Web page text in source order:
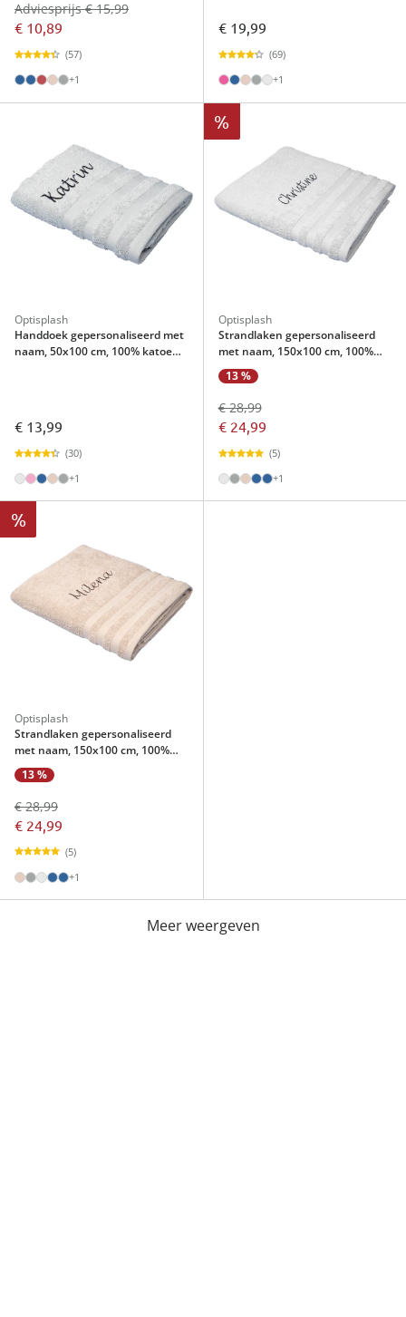
€ 10,89
Adviesprijs € 15,99
(57)
+1
€ 19,99
(69)
+1
Optisplash
Handdoek gepersonaliseerd met
naam, 50x100 cm, 100% katoen
€ 13,99
(30)
+1
%
Optisplash
Strandlaken gepersonaliseerd
met naam, 150x100 cm, 100%
katoen zilver
13 %
€ 28,99
€ 24,99
(5)
+1
%
Optisplash
Strandlaken gepersonaliseerd
met naam, 150x100 cm, 100%
katoen beige
13 %
€ 28,99
€ 24,99
(5)
+1
Meer weergeven